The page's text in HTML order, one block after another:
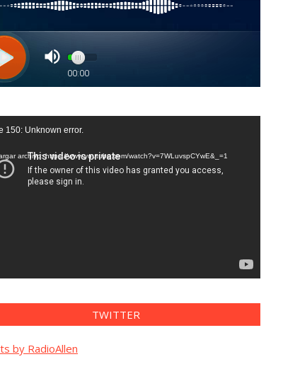
150: Unknown error.
archivo: https://www.youtube.com/watch?v=7WLuvspCYwE&_=1
TWITTER
by RadioAllen